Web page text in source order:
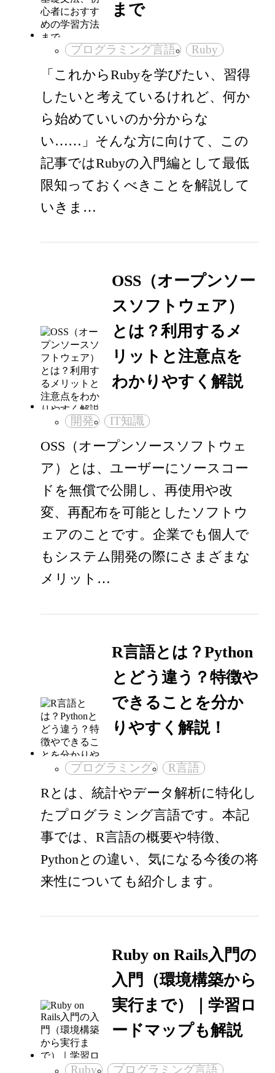
まで
プログラミング言語 Ruby
「これからRubyを学びたい、習得
したいと考えているけれど、何か
ら始めていいのか分からな
い……」そんな方に向けて、この
記事ではRubyの入門編として最低
限知っておくべきことを解説して
いきま…
OSS（オープンソー
スソフトウェア）
とは？利用するメ
リットと注意点を
わかりやすく解説
開発 IT知識
OSS（オープンソースソフトウェ
ア）とは、ユーザーにソースコー
ドを無償で公開し、再使用や改
変、再配布を可能としたソフトウ
ェアのことです。企業でも個人で
もシステム開発の際にさまざまな
メリット…
R言語とは？Python
とどう違う？特徴や
できることを分か
りやすく解説！
プログラミング R言語
Rとは、統計やデータ解析に特化し
たプログラミング言語です。本記
事では、R言語の概要や特徴、
Pythonとの違い、気になる今後の将
来性についても紹介します。
Ruby on Rails入門の
入門（環境構築から
実行まで）｜学習ロ
ードマップも解説
Ruby プログラミング言語